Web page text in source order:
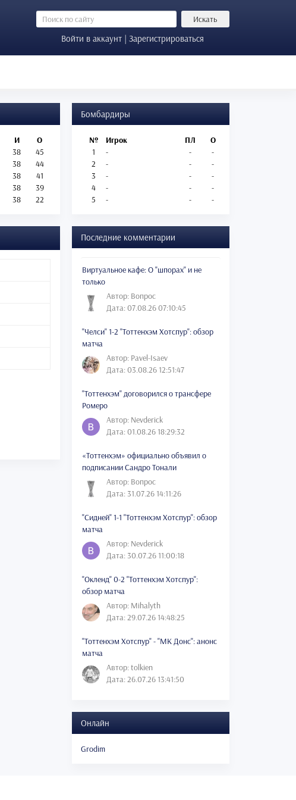
Искать
Войти в аккаунт | Зарегистрироваться
И
О
38
45
38
44
38
41
38
39
38 22
Бомбардиры
№ Игрок ПЛ
О
1
- -
-
2
- -
-
3
- -
-
4
- -
-
5
- - -
Последние комментарии
Виртуальное кафе: О "шпорах" и не
только
Автор: Вопрос
Дата: 07.08.26 07:10:45
"Челси" 1-2 "Тоттенхэм Хотспур": обзор
матча
Автор: Pavel-Isaev
Дата: 03.08.26 12:51:47
"Тоттенхэм" договорился о трансфере
Ромеро
Автор: Nevderick
Дата: 01.08.26 18:29:32
«Тоттенхэм» официально объявил о
подписании Сандро Тонали
Автор: Вопрос
Дата: 31.07.26 14:11:26
"Сидней" 1-1 "Тоттенхэм Хотспур": обзор
матча
Автор: Nevderick
Дата: 30.07.26 11:00:18
"Окленд" 0-2 "Тоттенхэм Хотспур":
обзор матча
Автор: Mihalyth
Дата: 29.07.26 14:48:25
"Тоттенхэм Хотспур" - "МК Донс": анонс
матча
Автор: tolkien
Дата: 26.07.26 13:41:50
Онлайн
Grodim